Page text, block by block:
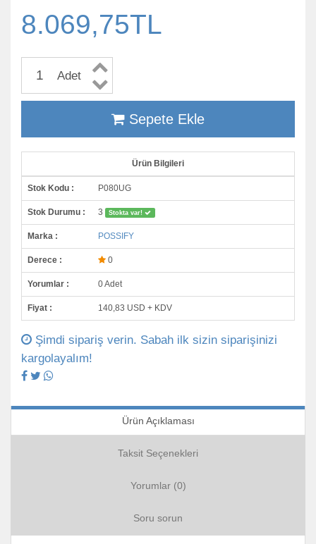
8.069,75TL
Adet
Sepete Ekle
Ürün Bilgileri
Stok Kodu : P080UG
Stok Durumu : 3 Stokta var!
Marka : POSSIFY
Derece : 0
Yorumlar : 0 Adet
Fiyat : 140,83 USD + KDV
Şimdi sipariş verin. Sabah ilk sizin siparişinizi
kargolayalım!
Ürün Açıklaması
Taksit Seçenekleri
Yorumlar (0)
Soru sorun